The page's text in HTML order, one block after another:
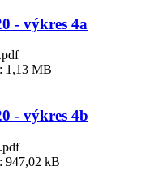
- výkres 4a
1,13 MB
- výkres 4b
947,02 kB